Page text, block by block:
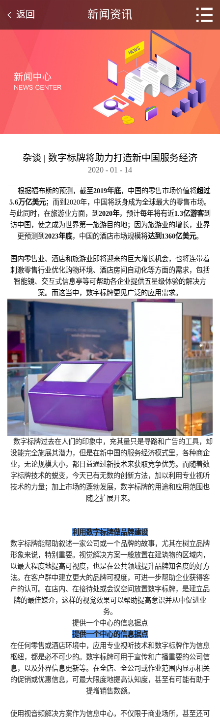
新闻资讯
返回
杂谈 | 数字标牌将助力打造新中国服务经济
2020 - 01 - 14
根据福布斯的预测，截至2019年底，中国的零售市场价值将超过
5.6万亿美元；而到2020年，中国将跃身成为全球最大的零售市场。
与此同时，在旅游业方面，到2020年，预计每年将有近1.3亿游客到
访中国，使之成为世界第一旅游目的地；因为旅游业的增长，业界
更预测到2023年底，中国的酒店市场规模将达到1360亿美元。
国内零售业、酒店和旅游业即将迎来的巨大增长机会，也将连带着
刺激零售行业优化购物环境、酒店房间自动化等方面的需求，包括
智能镜、交互式信息亭等可帮助各企业提供五星级体验的解决方
案。而这当中，数字标牌更见广泛的应用需求。
数字标牌过去在人们的印象中，充其量只是寻路和广告的工具，却
没能完全施展其潜力，但是在新中国的服务经济模式里，各种商企
业，无论规模大小，都日益通过新技术来获取竞争优势。而随着数
字标牌技术的蜕变，今天已有无数的创新方法，加以利用专业视听
技术的力量；加上市场的蓬勃发展，数字标牌的用途和应用范围也
随之扩展开来。
利用数字标牌做品牌建设
数字标牌能帮助叙述一家公司或一个品牌的故事，尤其在树立品牌
形象来说，特别重要。视觉解决方案一般放置在建筑物的区域内，
以最大程度地提高可视度，也是在公共领域提升品牌知名度的好方
法。在客户群中建立更大的品牌可视度，可进一步帮助企业获得客
户的认可。在店内、在接待处或会议空间放置数字标牌，是建立品
牌的最佳媒介，这样的视觉效果可以帮助提高意识并从中促进业
务。
提供一个中心的信息据点
提供一个中心的信息据点
在任何零售或酒店环境中，应用专业视听技术和数字标牌作为信息
枢纽，都是必不可少的。数字标牌可用于宣传和广播重要的公司信
息，以及外界信息更新等。在全店、全公司或作业范围内显示相关
的促销或优惠信息，可最大限度地提高认知度，甚至有可能有助于
提增销售数额。
使用视音频解决方案作为信息中心，不仅限于商业场所，甚至还可